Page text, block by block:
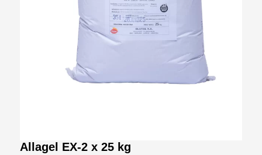
Allagel EX-2 x 25 kg